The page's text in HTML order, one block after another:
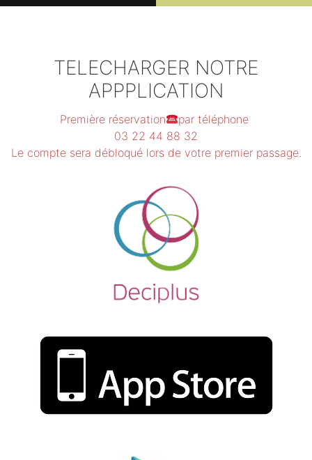
TELECHARGER NOTRE
APPPLICATION
Première réservation
par téléphone
03 22 44 88 32
Le compte sera débloqué lors de votre premier passage.